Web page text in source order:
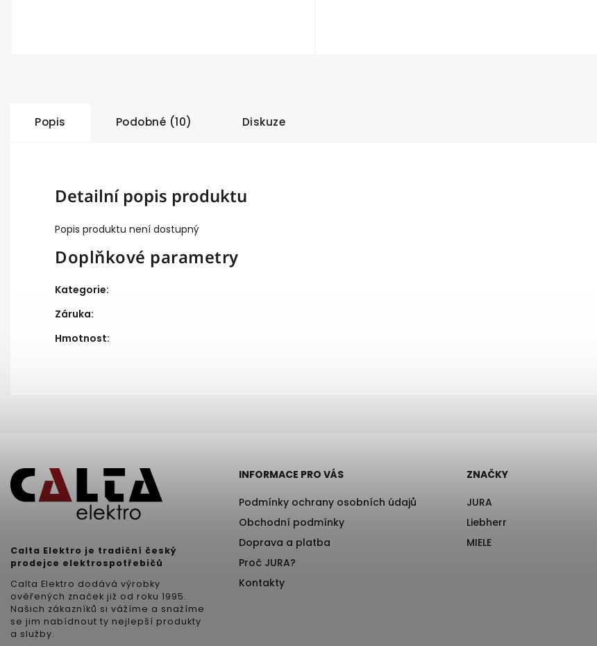
Popis Podobné (10) Diskuze
Detailní popis produktu
Popis produktu není dostupný
Doplňkové parametry
Kategorie:
Záruka:
Hmotnost:
Calta Elektro je tradiční český
prodejce elektrospotřebičů
Calta Elektro dodává výrobky
ověřených značek již od roku 1995.
Našich zákazníků si vážíme a snažíme
se jim nabídnout ty nejlepší produkty
a služby.
INFORMACE PRO VÁS
Podmínky ochrany osobních údajů
Obchodní podmínky
Doprava a platba
Proč JURA?
Kontakty
ZNAČKY
JURA
Liebherr
MIELE